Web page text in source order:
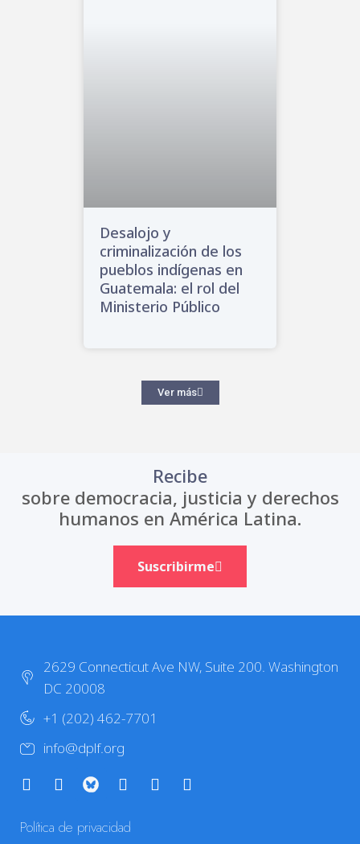
Desalojo y
criminalización de los
pueblos indígenas en
Guatemala: el rol del
Ministerio Público
Ver más
Recibe
sobre democracia, justicia y derechos
humanos en América Latina.
Suscribirme
2629 Connecticut Ave NW, Suite 200. Washington
DC 20008
+1 (202) 462-7701
info@dplf.org
Política de privacidad